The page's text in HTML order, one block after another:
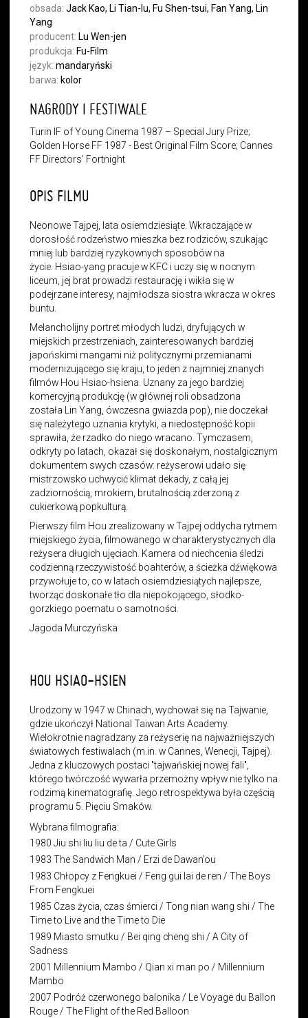
obsada:Jack Kao, Li Tian-lu, Fu Shen-tsui, Fan Yang, Lin
Yang
producent: Lu Wen-jen
produkcja: Fu-Film
język:mandaryński
barwa: kolor
NAGRODY I FESTIWALE
Turin IF of Young Cinema 1987 – Special Jury Prize;
Golden Horse FF 1987 - Best Original Film Score; Cannes
FF Directors' Fortnight
OPIS FILMU
Neonowe Tajpej, lata osiemdziesiąte. Wkraczające w
dorosłość rodzeństwo mieszka bez rodziców, szukając
mniej lub bardziej ryzykownych sposobów na
życie. Hsiao-yang pracuje w KFC i uczy się w nocnym
liceum, jej brat prowadzi restaurację i wikła się w
podejrzane interesy, najmłodsza siostra wkracza w okres
buntu.
Melancholijny portret młodych ludzi, dryfujących w
miejskich przestrzeniach, zainteresowanych bardziej
japońskimi mangami niż politycznymi przemianami
modernizującego się kraju, to jeden z najmniej znanych
filmów Hou Hsiao-hsiena. Uznany za jego bardziej
komercyjną produkcję (w głównej roli obsadzona
została Lin Yang, ówczesna gwiazda pop), nie doczekał
się należytego uznania krytyki, a niedostępność kopii
sprawiła, że rzadko do niego wracano. Tymczasem,
odkryty po latach, okazał się doskonałym, nostalgicznym
dokumentem swych czasów: reżyserowi udało się
mistrzowsko uchwycić klimat dekady, z całą jej
zadziornością, mrokiem, brutalnością zderzoną z
cukierkową popkulturą.
Pierwszy film Hou zrealizowany w Tajpej oddycha rytmem
miejskiego życia, filmowanego w charakterystycznych dla
reżysera długich ujęciach. Kamera od niechcenia śledzi
codzienną rzeczywistość boahterów, a ścieżka dźwiękowa
przywołuje to, co w latach osiemdziesiątych najlepsze,
tworząc doskonałe tło dla niepokojącego, słodko-
gorzkiego poematu o samotności.
Jagoda Murczyńska
HOU HSIAO-HSIEN
Urodzony w 1947 w Chinach, wychował się na Tajwanie,
gdzie ukończył National Taiwan Arts Academy.
Wielokrotnie nagradzany za reżyserię na najważniejszych
światowych festiwalach (m.in. w Cannes, Wenecji, Tajpej).
Jedna z kluczowych postaci "tajwańskiej nowej fali",
którego twórczość wywarła przemożny wpływ nie tylko na
rodzimą kinematografię. Jego retrospektywa była częścią
programu 5. Pięciu Smaków.
Wybrana filmografia:
1980 Jiu shi liu liu de ta / Cute Girls
1983 The Sandwich Man / Erzi de Dawan’ou
1983 Chłopcy z Fengkuei / Feng gui lai de ren / The Boys
From Fengkuei
1985 Czas życia, czas śmierci / Tong nian wang shi / The
Time to Live and the Time to Die
1989 Miasto smutku / Bei qing cheng shi / A City of
Sadness
2001 Millennium Mambo / Qian xi man po / Millennium
Mambo
2007 Podróż czerwonego balonika / Le Voyage du Ballon
Rouge / The Flight of the Red Balloon